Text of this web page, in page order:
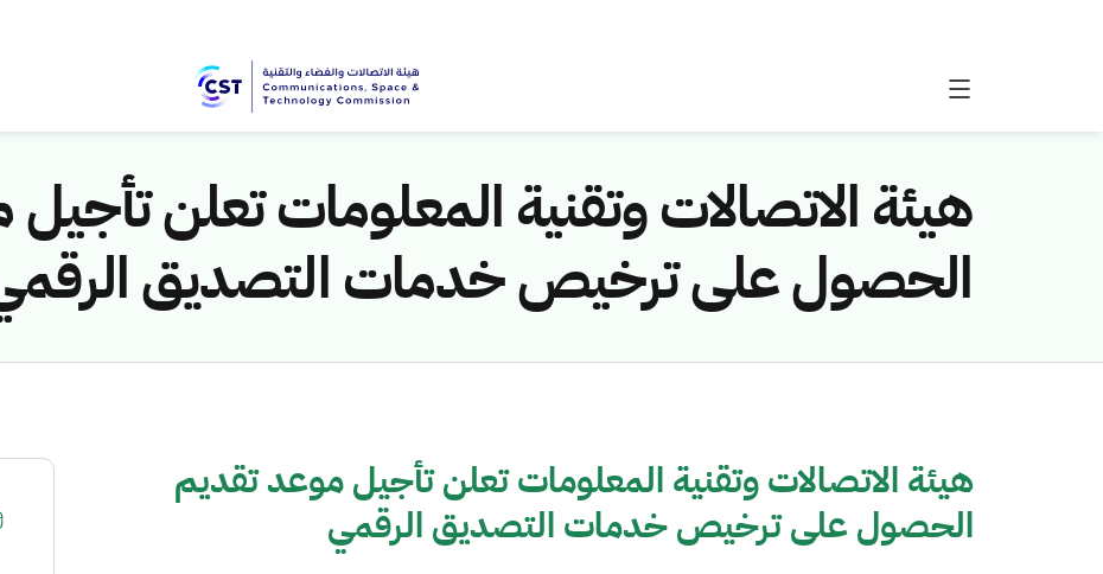
هيئة الاتصالات وتقنية المعلومات تعلن
الحصول على ترخيص خدمات التصديق
هيئة الاتصالات وتقنية المعلومات تعلن تأجيل موعد تقديم
الحصول على ترخيص خدمات التصديق الرقمي